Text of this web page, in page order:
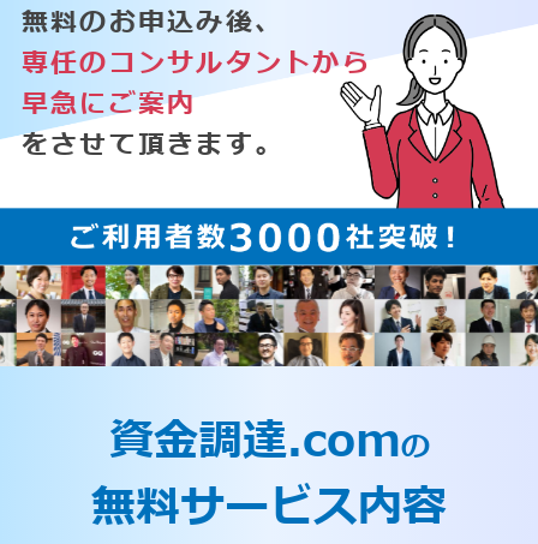
無料のお申込み後、
専任のコンサルタントから
早急にご案内
をさせて頂きます。
資金調達.comの
無料サービス内容